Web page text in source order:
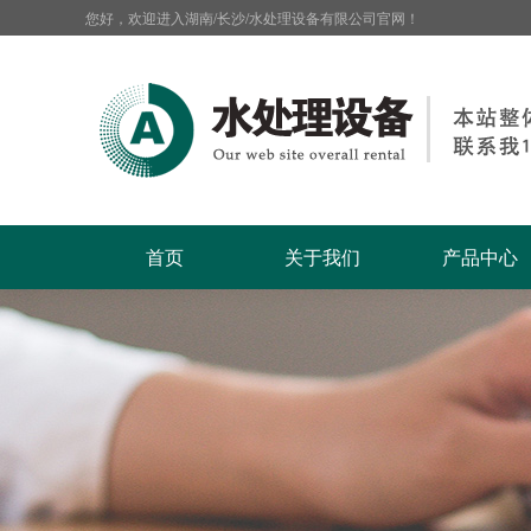
您好，欢迎进入湖南/长沙/水处理设备有限公司官网！
首页 关于我们 产品中心